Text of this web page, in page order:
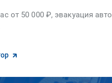
от 50 000 ₽, эвакуация авто